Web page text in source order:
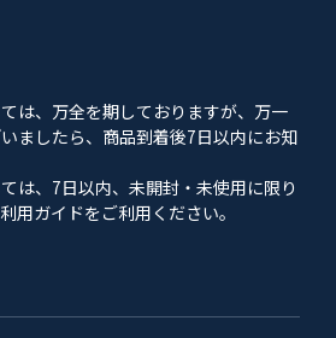
は、万全を期しておりますが、万一
ましたら、商品到着後7日以内にお知
は、7日以内、未開封・未使用に限り
用ガイドをご利用ください。